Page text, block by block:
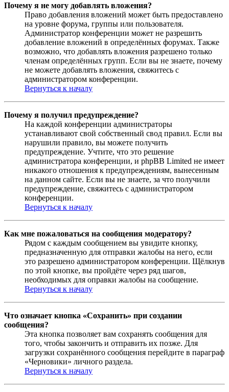
Почему я не могу добавлять вложения?
Право добавления вложений может быть предоставлено
на уровне форума, группы или пользователя.
Администратор конференции может не разрешить
добавление вложений в определённых форумах. Также
возможно, что добавлять вложения разрешено только
членам определённых групп. Если вы не знаете, почему
не можете добавлять вложения, свяжитесь с
администратором конференции.
Вернуться к началу
Почему я получил предупреждение?
На каждой конференции администраторы
устанавливают свой собственный свод правил. Если вы
нарушили правило, вы можете получить
предупреждение. Учтите, что это решение
администратора конференции, и phpBB Limited не имеет
никакого отношения к предупреждениям, вынесенным
на данном сайте. Если вы не знаете, за что получили
предупреждение, свяжитесь с администратором
конференции.
Вернуться к началу
Как мне пожаловаться на сообщения модератору?
Рядом с каждым сообщением вы увидите кнопку,
предназначенную для отправки жалобы на него, если
это разрешено администратором конференции. Щёлкнув
по этой кнопке, вы пройдёте через ряд шагов,
необходимых для оправки жалобы на сообщение.
Вернуться к началу
Что означает кнопка «Сохранить» при создании
сообщения?
Эта кнопка позволяет вам сохранять сообщения для
того, чтобы закончить и отправить их позже. Для
загрузки сохранённого сообщения перейдите в параграф
«Черновики» личного раздела.
Вернуться к началу